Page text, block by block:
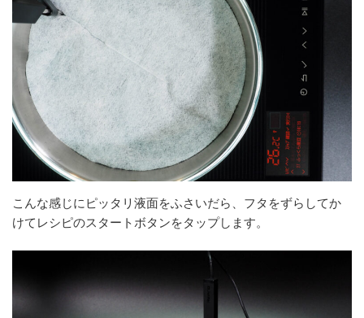
こんな感じにピッタリ液面をふさいだら、フタをずらしてか
けてレシピのスタートボタンをタップします。